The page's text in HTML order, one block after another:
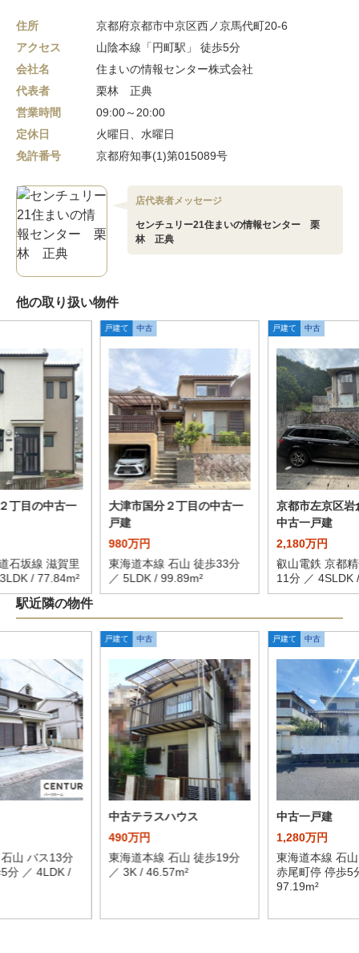
住所
京都府京都市中京区西ノ京馬代町20-6
アクセス
山陰本線「円町駅」 徒歩5分
会社名
住まいの情報センター株式会社
代表者
栗林 正典
営業時間
09:00～20:00
定休日
火曜日、水曜日
免許番号
京都府知事(1)第015089号
店代表者メッセージ
センチュリー21住まいの情報センター 栗
林 正典
他の取り扱い物件
丁目の中古一
石坂線 滋賀里
/ 77.84m²
戸建て 中古
大津市国分２丁目の中古一
戸建
980万円
東海道本線 石山 徒歩33分
／ 5LDK / 99.89m²
戸建て 中古
京都市左京区岩
中古一戸建
2,180万円
叡山電鉄 京都
11分 ／ 4SLDK
駅近隣の物件
山 バス13分
分 ／ 4LDK /
戸建て 中古
中古テラスハウス
490万円
東海道本線 石山 徒歩19分
／ 3K / 46.57m²
戸建て 中古
中古一戸建
1,280万円
東海道本線 石
赤尾町停 停歩5
97.19m²